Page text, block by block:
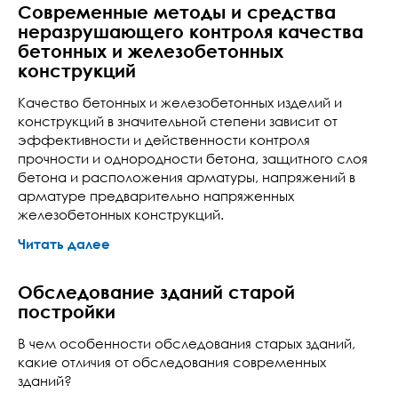
Современные методы и средства
неразрушающего контроля качества
бетонных и железобетонных
конструкций
Качество бетонных и железобетонных изделий и
конструкций в значительной степени зависит от
эффективности и действенности контроля
прочности и однородности бетона, защитного слоя
бетона и расположения арматуры, напряжений в
арматуре предварительно напряженных
железобетонных конструкций.
Читать далее
Обследование зданий старой
постройки
В чем особенности обследования старых зданий,
какие отличия от обследования современных
зданий?